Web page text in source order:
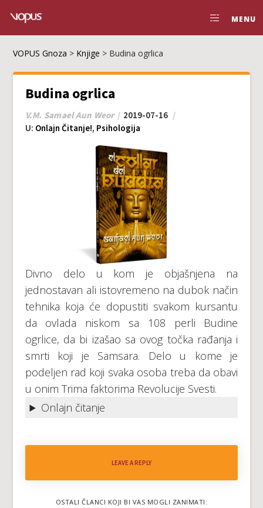
MENU
VOPUS Gnoza > Knjige > Budina ogrlica
Budina ogrlica
V.M. Samael Aun Weor
2019-07-16
U: Onlajn Čitanje!, Psihologija
Divno delo u kom je objašnjena na
jednostavan ali istovremeno na dubok način
tehnika koja će dopustiti svakom kursantu
da ovlada niskom sa 108 perli Budine
ogrlice, da bi izašao sa ovog točka rađanja i
smrti koji je Samsara. Delo u kome je
podeljen rad koji svaka osoba treba da obavi
u onim Trima faktorima Revolucije Svesti.
Onlajn čitanje
LEAVE A REPLY
OSTALI ČLANCI KOJI BI VAS MOGLI ZANIMATI: